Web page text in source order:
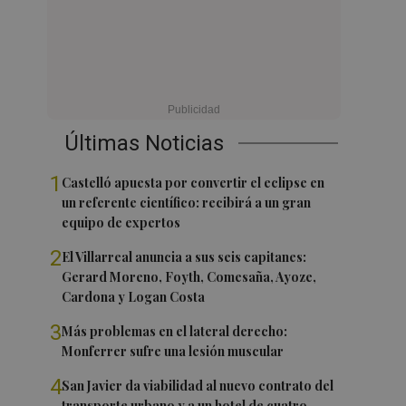
Últimas Noticias
1 Castelló apuesta por convertir el eclipse en
un referente científico: recibirá a un gran
equipo de expertos
2El Villarreal anuncia a sus seis capitanes:
Gerard Moreno, Foyth, Comesaña, Ayoze,
Cardona y Logan Costa
3Más problemas en el lateral derecho:
Monferrer sufre una lesión muscular
4San Javier da viabilidad al nuevo contrato del